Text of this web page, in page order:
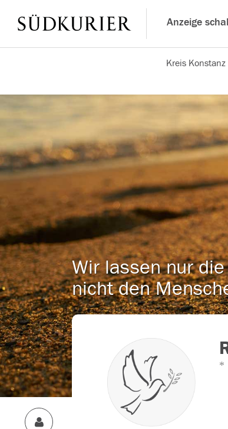
Anzeige
Kreis Konstanz
Wir lassen nur
nicht den